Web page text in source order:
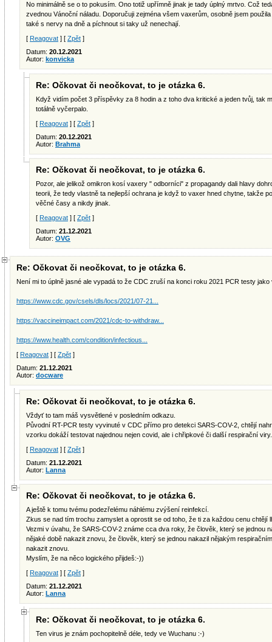
No minimálně se o to pokusím. Ono totiž upřímně jinak je tady úplný mrtvo. Což
zvednou Vánoční náladu. Doporučuji zejména všem vaxerům, osobně jsem
také s nervy na dně a píchnout si taky už nenechají.
[ Reagovat ] [ Zpět ]
Datum: 20.12.2021
Autor: konvicka
Re: Očkovat či neočkovat, to je otázka 6.
Když vidím počet 3 příspěvky za 8 hodin a z toho dva kritické a jeden tvůj, tak
totálně vyčerpalo.
[ Reagovat ] [ Zpět ]
Datum: 20.12.2021
Autor: Brahma
Re: Očkovat či neočkovat, to je otázka 6.
Pozor, ale jelikož omikron kosí vaxery " odborníci" z propagandy dali hlavy
teorii, že tedy vlastně ta nejlepší ochrana je když to vaxer hned chytne, takže
věčné časy a nikdy jinak.
[ Reagovat ] [ Zpět ]
Datum: 21.12.2021
Autor: OVG
Re: Očkovat či neočkovat, to je otázka 6.
Není mi to úplně jasné ale vypadá to že CDC zruší na konci roku 2021 PCR testy
https://www.cdc.gov/csels/dls/locs/2021/07-21...
https://vaccineimpact.com/2021/cdc-to-withdraw...
https://www.health.com/condition/infectious...
[ Reagovat ] [ Zpět ]
Datum: 21.12.2021
Autor: docware
Re: Očkovat či neočkovat, to je otázka 6.
Vždyť to tam máš vysvětlené v posledním odkazu.
Původní RT-PCR testy vyvinuté v CDC přímo pro detekci SARS-COV-2, chtějí
vzorku dokáží testovat najednou nejen covid, ale i chřipkové či další respirační viry.
[ Reagovat ] [ Zpět ]
Datum: 21.12.2021
Autor: Lanna
Re: Očkovat či neočkovat, to je otázka 6.
A ještě k tomu tvému podezřelému náhlému zvýšení reinfekcí.
Zkus se nad tím trochu zamyslet a oprostit se od toho, že ti za každou cenu chtějí
Vezmi v úvahu, že SARS-COV-2 známe cca dva roky, že člověk, který se jednou
nějaké době nakazit znovu, že člověk, který se jednou nakazil nějakým
nakazit znovu.
Myslím, že na něco logického přijdeš:-))
[ Reagovat ] [ Zpět ]
Datum: 21.12.2021
Autor: Lanna
Re: Očkovat či neočkovat, to je otázka 6.
Ten virus je znám pochopitelně déle, tedy ve Wuchanu :-)